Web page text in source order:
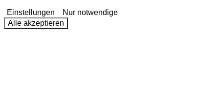
Einstellungen
Nur notwendige
Alle akzeptieren